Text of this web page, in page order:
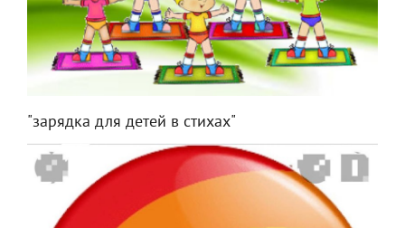
"зарядка для детей в стихах"